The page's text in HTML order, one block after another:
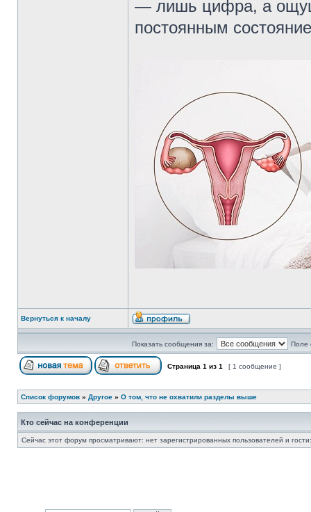
— лишь цифра, а
постоянным
Вернуться к началу
Показать сообщения за: Поле
Страница 1 из 1 [ 1 сообщение ]
Список форумов » Другое » О том, что не охватили разделы выше
Кто сейчас на конференции
Сейчас этот форум просматривают: нет зарегистрированных пользователей и